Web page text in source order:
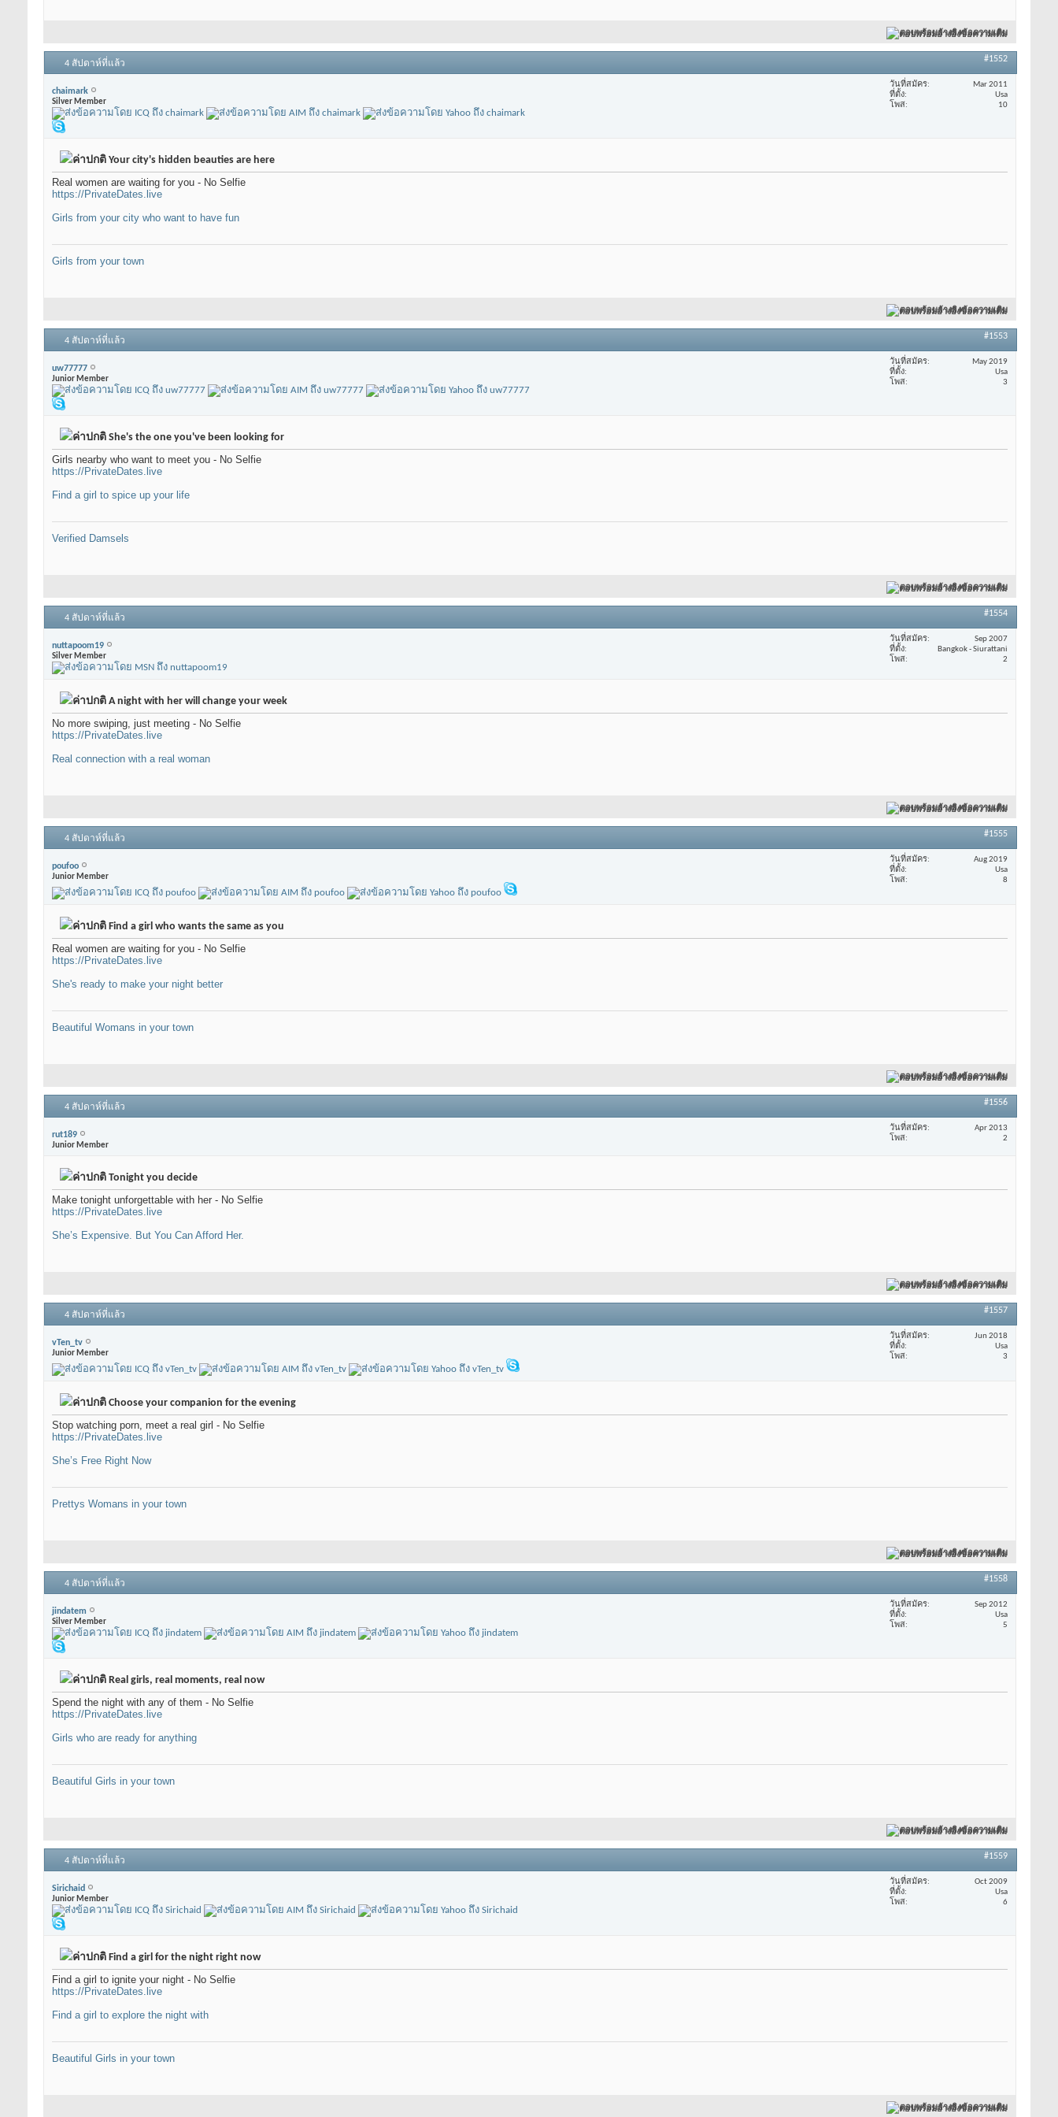
ตอบพร้อมอ้างอิงข้อความเดิม
4 สัปดาห์ที่แล้ว #1552
chaimark
Silver Member
วันที่สมัคร
Mar 2011
ที่ตั้ง
Usa
โพส
10
Your city's hidden beauties are here
Real women are waiting for you - No Selfie
https://PrivateDates.live
Girls from your city who want to have fun
Girls from your town
ตอบพร้อมอ้างอิงข้อความเดิม
4 สัปดาห์ที่แล้ว #1553
uw77777
Junior Member
วันที่สมัคร
May 2019
ที่ตั้ง
Usa
โพส
3
She's the one you've been looking for
Girls nearby who want to meet you - No Selfie
https://PrivateDates.live
Find a girl to spice up your life
Verified Damsels
ตอบพร้อมอ้างอิงข้อความเดิม
4 สัปดาห์ที่แล้ว #1554
nuttapoom19
Silver Member
วันที่สมัคร
Sep 2007
ที่ตั้ง
Bangkok - Siurattani
โพส
2
A night with her will change your week
No more swiping, just meeting - No Selfie
https://PrivateDates.live
Real connection with a real woman
ตอบพร้อมอ้างอิงข้อความเดิม
4 สัปดาห์ที่แล้ว #1555
poufoo
Junior Member
วันที่สมัคร
Aug 2019
ที่ตั้ง
Usa
โพส
8
Find a girl who wants the same as you
Real women are waiting for you - No Selfie
https://PrivateDates.live
She's ready to make your night better
Beautiful Womans in your town
ตอบพร้อมอ้างอิงข้อความเดิม
4 สัปดาห์ที่แล้ว #1556
rut189
Junior Member
วันที่สมัคร
Apr 2013
โพส
2
Tonight you decide
Make tonight unforgettable with her - No Selfie
https://PrivateDates.live
She’s Expensive. But You Can Afford Her.
ตอบพร้อมอ้างอิงข้อความเดิม
4 สัปดาห์ที่แล้ว #1557
vTen_tv
Junior Member
วันที่สมัคร
Jun 2018
ที่ตั้ง
Usa
โพส
3
Choose your companion for the evening
Stop watching porn, meet a real girl - No Selfie
https://PrivateDates.live
She’s Free Right Now
Prettys Womans in your town
ตอบพร้อมอ้างอิงข้อความเดิม
4 สัปดาห์ที่แล้ว #1558
jindatem
Silver Member
วันที่สมัคร
Sep 2012
ที่ตั้ง
Usa
โพส
5
Real girls, real moments, real now
Spend the night with any of them - No Selfie
https://PrivateDates.live
Girls who are ready for anything
Beautiful Girls in your town
ตอบพร้อมอ้างอิงข้อความเดิม
4 สัปดาห์ที่แล้ว #1559
Sirichaid
Junior Member
วันที่สมัคร
Oct 2009
ที่ตั้ง
Usa
โพส
6
Find a girl for the night right now
Find a girl to ignite your night - No Selfie
https://PrivateDates.live
Find a girl to explore the night with
Beautiful Girls in your town
ตอบพร้อมอ้างอิงข้อความเดิม